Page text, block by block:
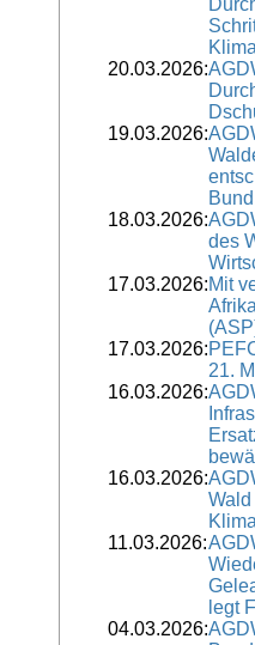
20.03.2026:
19.03.2026:
18.03.2026:
des
17.03.2026:Mit
17.03.2026:
21.
16.03.2026:
16.03.2026:
11.03.2026:
legt
04.03.2026: